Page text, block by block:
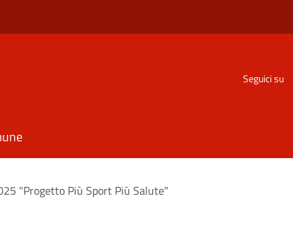
Seguici su
"Progetto Più Sport Più Salute"